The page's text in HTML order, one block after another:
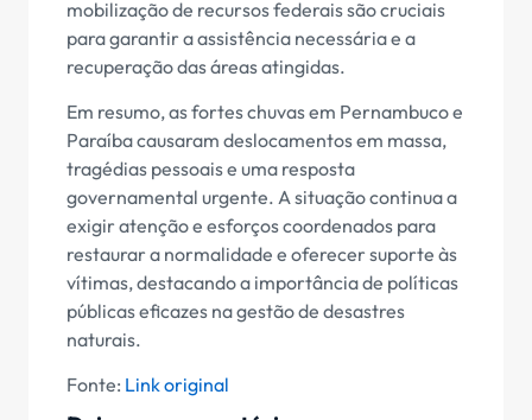
mobilização de recursos federais são cruciais
para garantir a assistência necessária e a
recuperação das áreas atingidas.
Em resumo, as fortes chuvas em Pernambuco e
Paraíba causaram deslocamentos em massa,
tragédias pessoais e uma resposta
governamental urgente. A situação continua a
exigir atenção e esforços coordenados para
restaurar a normalidade e oferecer suporte às
vítimas, destacando a importância de políticas
públicas eficazes na gestão de desastres
naturais.
Fonte: Link original